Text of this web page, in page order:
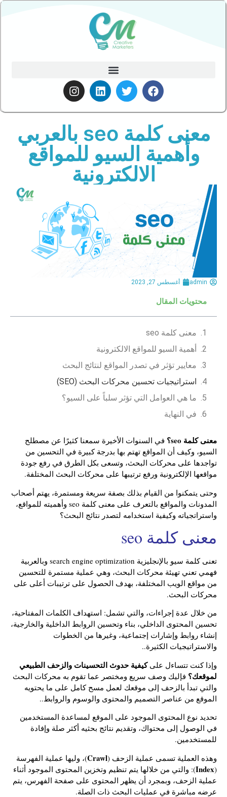
معنى كلمة seo بالعربي
وأهمية السيو للمواقع
الالكترونية
admin أغسطس 27, 2023
محتويات المقال
معنى كلمة seo
أهمية السيو للمواقع الالكترونية
معايير تؤثر في تصدر المواقع لنتائج البحث
استراتيجيات تحسين محركات البحث (SEO)
ما هي العوامل التي تؤثر سلباً على السيو؟
في النهاية
معنى كلمة seo؟
في السنوات الأخيرة سمعنا كثيرًا عن مصطلح
السيو، وكيف أن المواقع تهتم بها بدرجة كبيرة في التحسين من
تواجدها على محركات البحث، وتسعى بكل الطرق في رفع جودة
مواقعها الإلكترونية ورفع ترتيبها على محركات البحث المختلفة.
وحتى يتمكنوا من القيام بذلك بصفة سريعة ومستمرة، يهتم أصحاب
المدونات والمواقع بالتعرف على معنى كلمة seo وأهميته للمواقع،
واستراتجياته وكيفية استخدامه لتصدر نتائج البحث؟
معنى كلمة seo
تعنى كلمة سيو بالإنجليزية search engine optimization وبالعربية
فهمي تعني تهيئة محركات البحث، وهي عملية مستمرة للتحسين
من مواقع الويب المختلفة، بهدف الحصول على ترتيبات أعلى على
محركات البحث.
من خلال عدة إجراءات، والتي تشمل: استهداف الكلمات المفتاحية،
تحسين المحتوى الداخلي، بناء وتحسين الروابط الداخلية والخارجية،
إنشاء روابط وإشارات إجتماعية، وغيرها من الخطوات
والاستراتيجيات الكثيرة..
وإذا كنت تتساءل علىكيفية حدوث التحسينات والزحف الطبيعي
لموقعك؟ فإليك وصف سريع ومختصر عما تقوم به محركات البحث
والتي تبدأ بالزحف إلى موقعك لعمل مسح كامل على ما يحتويه
الموقع من عناصر التصميم والمحتوى والوسوم والروابط..
تحديد نوع المحتوى الموجود على الموقع لمساعدة المستخدمين
في الوصول إلى محتواك، وتقديم نتائج بحثيه أكثر صلة وإفادة
للمستخدمين.
وهذه العملية تسمى عملية الزحف (Crawl)، وليها عملية الفهرسة
(
Index): والتي من خلالها يتم تنظيم وتخزين المحتوى الموجود أثناء
عملية الزحف، وبمجرد أن يظهر المحتوى على صفحة الفهرس، يتم
عرضه مباشرة في عمليات البحث ذات الصلة.